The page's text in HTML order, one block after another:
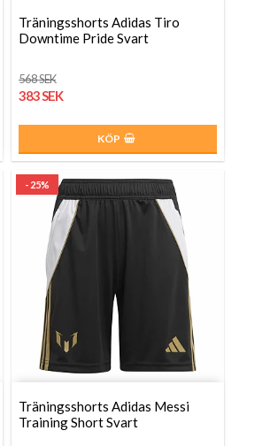
Träningsshorts Adidas Tiro
Downtime Pride Svart
568 SEK
383 SEK
KÖP
- 25%
Träningsshorts Adidas Messi
Training Short Svart